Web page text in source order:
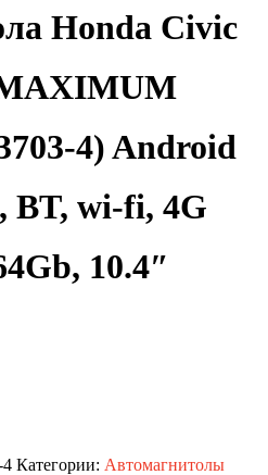
Honda Civic
4) Android
BT, wi-fi, 4G
10.4″
Категории: Автомагнитолы